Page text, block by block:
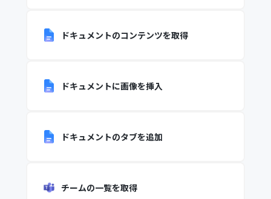
ドキュメントのコンテンツを取得
ドキュメントに画像を挿入
ドキュメントのタブを追加
チームの一覧を取得